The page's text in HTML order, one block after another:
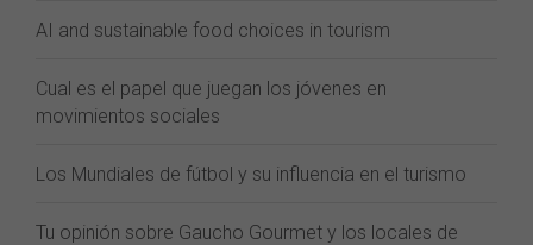
AI and sustainable food choices in tourism
Cual es el papel que juegan los jóvenes en
movimientos sociales
Los Mundiales de fútbol y su influencia en el turismo
Tu opinión sobre Gaucho Gourmet y los locales de